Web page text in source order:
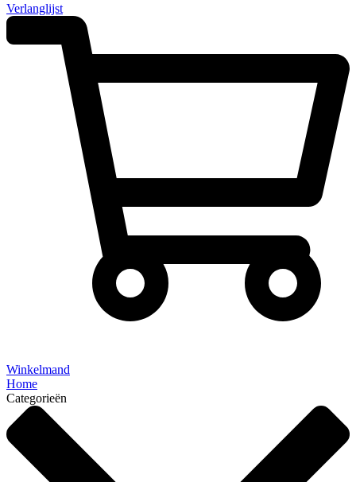
Verlanglijst
Winkelmand
Home
Categorieën